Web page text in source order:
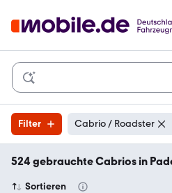
Filter Cabrio / Roadster
524 gebrauchte Cabrios in
Sortieren